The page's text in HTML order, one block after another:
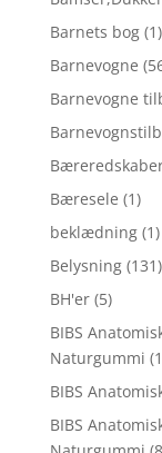
Barnets bog (1)
Barnevogne
Barnevogne
Bæresele (1)
beklædning (1)
Belysning (131)
BH'er (5)
BIBS
Naturgummi
BIBS
BIBS